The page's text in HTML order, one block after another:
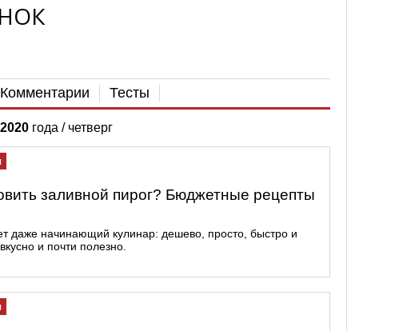
Комментарии Тесты
года / четверг
заливной пирог? Бюджетные рецепты
даже начинающий кулинар: дешево, просто, быстро и
и почти полезно.